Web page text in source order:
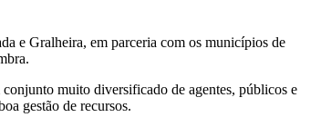
e Gralheira, em parceria com os municípios de
muito diversificado de agentes, públicos e
gestão de recursos.